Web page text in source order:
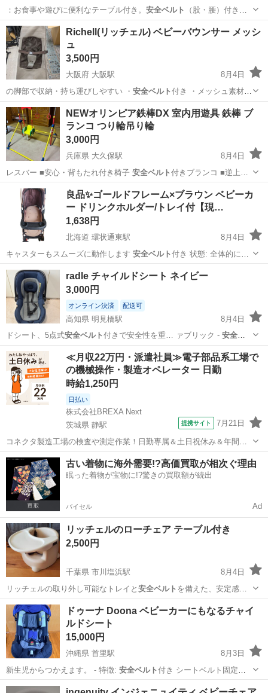
：お食事や遊びに便利なテーブル付き。 安全ベルト
（股・腰）付きで
す 。 状態：全体を…
兵庫 尼崎市
Richell(リッチェル) ベビーバウンサー メッシ
ュ
3,500円
大阪府 大阪駅
8月4日
の脚部で収納・持ち運びしやすい ・ 安全ベルト付き ・メッシュ素材で
蒸れにくい …
大阪 大阪市 ベビー用品
NEWオリンピア鉄棒DX 室内用遊具 鉄棒 ブ
ランコ つり輪吊り輪
3,000円
兵庫県 大久保駅
8月4日
レスバー ■安心・背もたれ付き椅子 安全ベルト付きブランコ ■逆上が
りの練習にもな…
兵庫 神戸市 大久保駅 キッズ用品
​良品✨ゴールドフレーム×ブラウン ベビーカ
ー ドリンクホルダー/トレイ付【現…
1,638円
北海道 環状通東駅
8月4日
キャスターもスムーズに動作します ​ 安全ベルト付き ​状態: ​全体的に目
立つ汚れ…
北海道 札幌市 環状通東駅 ベビー用品 ゴールドフレーム
radle チャイルドシート ネイビー
3,000円
オンライン決済 配送可
高知県 明見橋駅
8月4日
ドシート、5点式安全ベルト付きで安全性を重… ァブリック - 安全ベ
ルト: 5点式安全ベ…
高知 高知市 明見橋駅 ベビー用品
≪月収22万円・派遣社員≫電子部品系工場で
の機械操作・製造オペレーター 日勤
時給1,250円
日払い
株式会社BREXA Next
茨城県 静駅
提携サイト 7月21日
コネクタ製造工場の検査や測定作業！日勤専属＆土日祝休み＆年間休
日128日★クリーンルーム内作業★マイカー通勤OK＆無料駐車場あり
★就業先食堂利用可！日払い制度あり！《茨城県常陸大宮市》 人気の
工場のお仕事 ◇コネクタ製造工...
茨城 常陸大宮市 静駅 その他
古い着物に海外需要!?高価買取が相次ぐ理由
眠った着物が宝物に!?驚きの買取額が続出
バイセル Ad
リッチェルのローチェア テーブル付き
2,500円
千葉県 市川塩浜駅
8月4日
リッチェルの取り外し可能なトレイと 安全ベルト を備えた、安定感の
あるフロアタイプの…
千葉 市川市 市川塩浜駅 ベビー用品 リッチェル
ドゥーナ Doona ベビーカーにもなるチャイ
ルドシート
15,000円
沖縄県 首里駅
8月3日
新生児からつかえます。 - 特徴: 安全ベルト付き シートベルト固定式 -
ハンド…
沖縄 那覇市 ベビー用品